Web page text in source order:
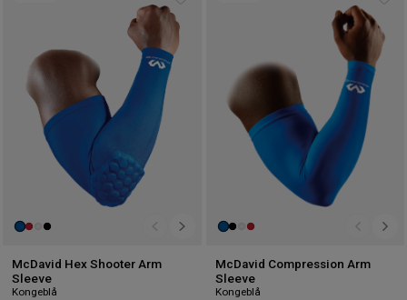
McDavid Hex Shooter Arm
Sleeve
Kongeblå
McDavid Compression Arm
Sleeve
Kongeblå